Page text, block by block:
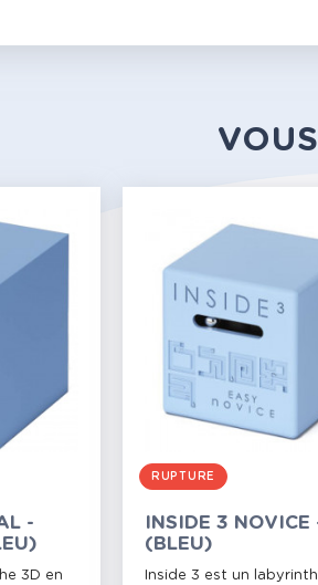
-
3D en
RUPTURE
INSIDE 3 NOVICE
(BLEU)
Inside 3 est un